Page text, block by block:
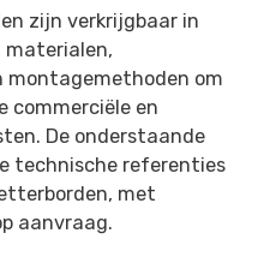
zijn verkrijgbaar in
materialen,
om
commerciële en
De onderstaande
technische referenties
met
aanvraag.